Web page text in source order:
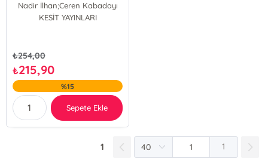
Nadir İlhan;Ceren Kabadayı
KESİT YAYINLARI
₺254,00
₺215,90
%15
Sepete Ekle
1 1